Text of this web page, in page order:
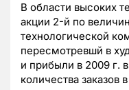
В области высоких
акции 2-й по
технологической
пересмотревшй в
и прибыли в 2009 г.
количества заказов